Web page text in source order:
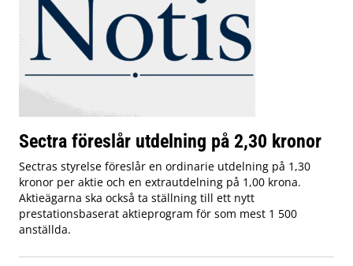
Sectra föreslår utdelning på 2,30 kronor
Sectras styrelse föreslår en ordinarie utdelning på 1,30
kronor per aktie och en extrautdelning på 1,00 krona.
Aktieägarna ska också ta ställning till ett nytt
prestationsbaserat aktieprogram för som mest 1 500
anställda.